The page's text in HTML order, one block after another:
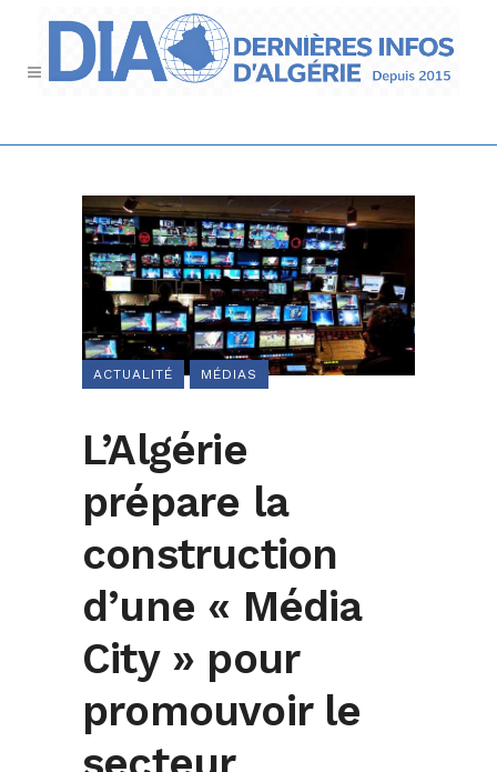
ACTUALITÉ MÉDIAS
L’Algérie
prépare la
construction
d’une « Média
City » pour
promouvoir le